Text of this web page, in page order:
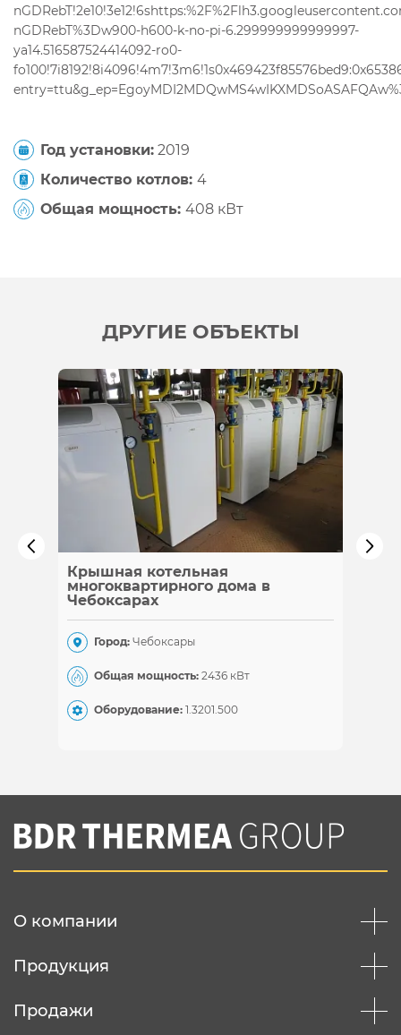
nGDRebT%3Dw900-h600-k-no-pi-6.299999999999997-
ya14.516587524414092-ro0-
Год установки: 2019
Количество котлов: 4
Общая мощность: 408 кВт
ДРУГИЕ ОБЪЕКТЫ
Крышная котельная
многоквартирного дома в
Чебоксарах
Город: Чебоксары
Общая мощность: 2436 кВт
Оборудование: 1.3201.500
О компании
Продукция
Продажи